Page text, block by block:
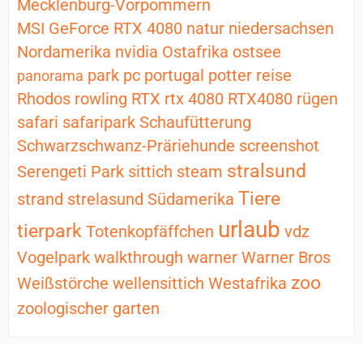
Mecklenburg-Vorpommern
MSI GeForce RTX 4080 natur niedersachsen
Nordamerika nvidia Ostafrika ostsee
panorama park pc portugal potter reise
Rhodos rowling RTX rtx 4080 RTX4080 rügen
safari safaripark Schaufütterung
Schwarzschwanz-Präriehunde screenshot
Serengeti Park sittich steam stralsund
strand strelasund Südamerika Tiere
tierpark Totenkopfäffchen urlaub vdz
Vogelpark walkthrough warner Warner Bros
Weißstörche wellensittich Westafrika zoo
zoologischer garten